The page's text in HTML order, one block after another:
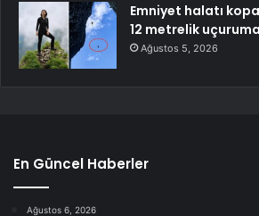
Emniyet halatı
12 metrelik
Ağustos 5, 2026
En Güncel Haberler
Ağustos 6, 2026